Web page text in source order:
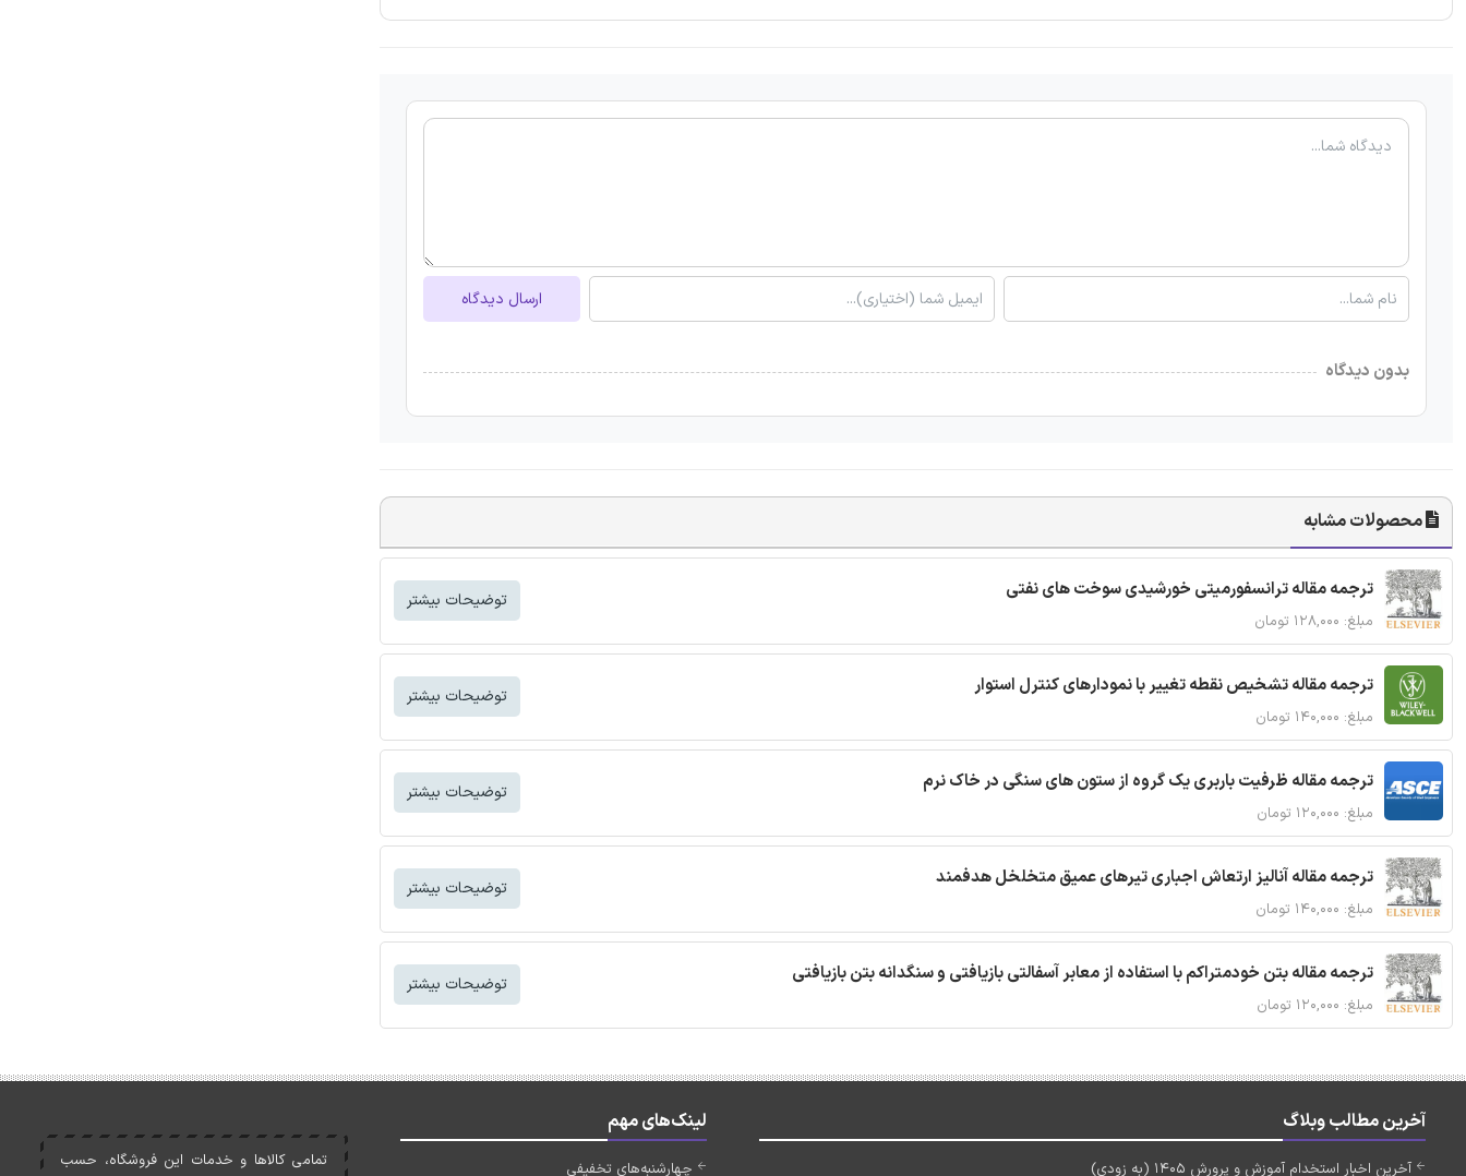
ارسال دیدگاه
بدون دیدگاه
محصولات مشابه
ترجمه مقاله ترانسفورمیتی خورشیدی سوخت های نفتی
مبلغ: ۱۲۸,۰۰۰ تومان
توضیحات بیشتر
ترجمه مقاله تشخیص نقطه تغییر با نمودارهای کنترل استوار
مبلغ: ۱۴۰,۰۰۰ تومان
توضیحات بیشتر
ترجمه مقاله ظرفیت باربری یک گروه از ستون های سنگی در خاک نرم
مبلغ: ۱۲۰,۰۰۰ تومان
توضیحات بیشتر
ترجمه مقاله آنالیز ارتعاش اجباری تیرهای عمیق متخلخل هدفمند
مبلغ: ۱۴۰,۰۰۰ تومان
توضیحات بیشتر
ترجمه مقاله بتن خودمتراکم با استفاده از معابر آسفالتی بازیافتی و سنگدانه بتن بازیافتی
مبلغ: ۱۲۰,۰۰۰ تومان
توضیحات بیشتر
آخرین مطالب وبلاگ
آخرین اخبار استخدام آموزش و پرورش 1405 (به زودی)
لینک‌های مهم
چهارشنبه‌های تخفیفی
تمامی کالاها و خدمات اين فروشگاه، حسب